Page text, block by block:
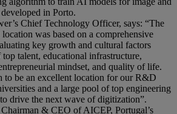
in Porto.
Chief Technology Officer, says: “The
was based on a comprehensive
key growth and cultural factors
talent, educational infrastructure,
mindset, and quality of life.
to be an excellent location for our R&D
and a large pool of top engineering
drive the next wave of digitization”.
& CEO of AICEP, Portugal’s